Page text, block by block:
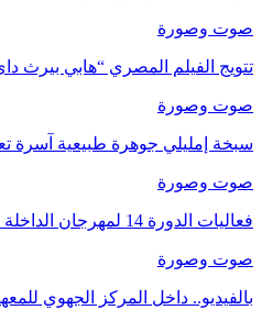
صوت وصورة
تتويج الفيلم المصري “هابي بيرث
صوت وصورة
سبخة إمليلي جوهرة طبيعية آسرة
صوت وصورة
فعاليات الدورة 14 لمهرجان الداخلة الدولي للفيلم
صوت وصورة
بالفيديو.. داخل المركز الجهوي